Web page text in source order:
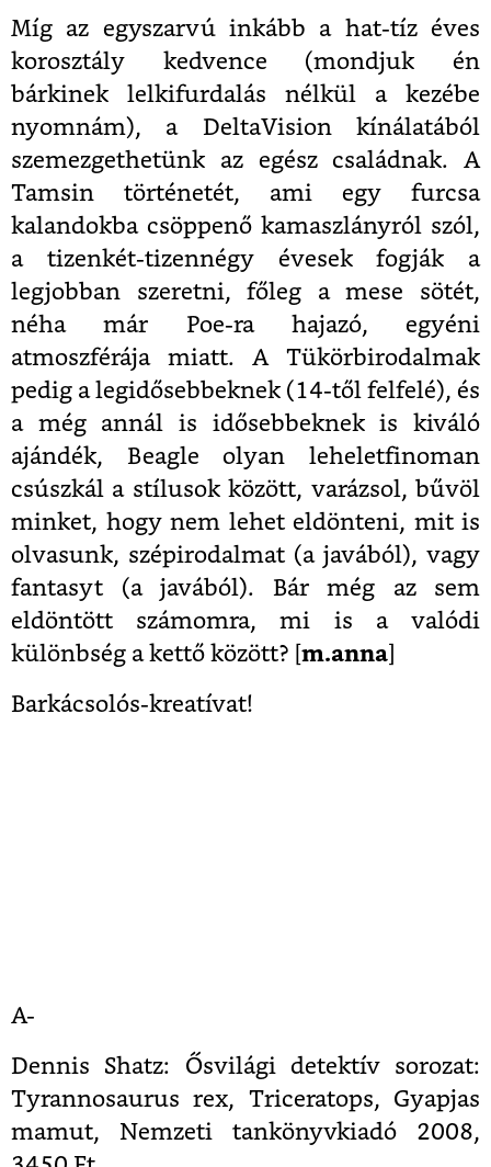
Míg az egyszarvú inkább a hat-tíz éves
korosztály kedvence (mondjuk én
bárkinek lelkifurdalás nélkül a kezébe
nyomnám), a DeltaVision kínálatából
szemezgethetünk az egész családnak. A
Tamsin történetét, ami egy furcsa
kalandokba csöppenő kamaszlányról szól,
a tizenkét-tizennégy évesek fogják a
legjobban szeretni, főleg a mese sötét,
néha már Poe-ra hajazó, egyéni
atmoszférája miatt. A Tükörbirodalmak
pedig a legidősebbeknek (14-től felfelé), és
a még annál is idősebbeknek is kiváló
ajándék, Beagle olyan leheletfinoman
csúszkál a stílusok között, varázsol, bűvöl
minket, hogy nem lehet eldönteni, mit is
olvasunk, szépirodalmat (a javából), vagy
fantasyt (a javából). Bár még az sem
eldöntött számomra, mi is a valódi
különbség a kettő között? [ m.anna
Barkácsolós-kreatívat!
A-
Dennis Shatz: Ősvilági detektív sorozat:
Tyrannosaurus rex, Triceratops, Gyapjas
mamut, Nemzeti tankönyvkiadó 2008,